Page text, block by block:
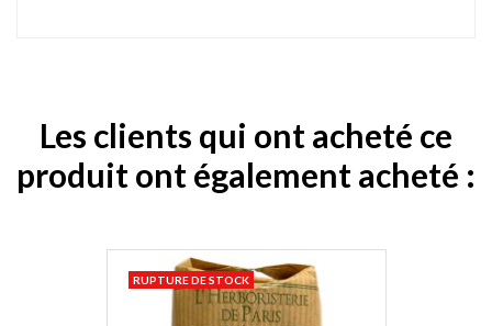
Les clients qui ont acheté ce
produit ont également acheté :
RUPTURE DE STOCK